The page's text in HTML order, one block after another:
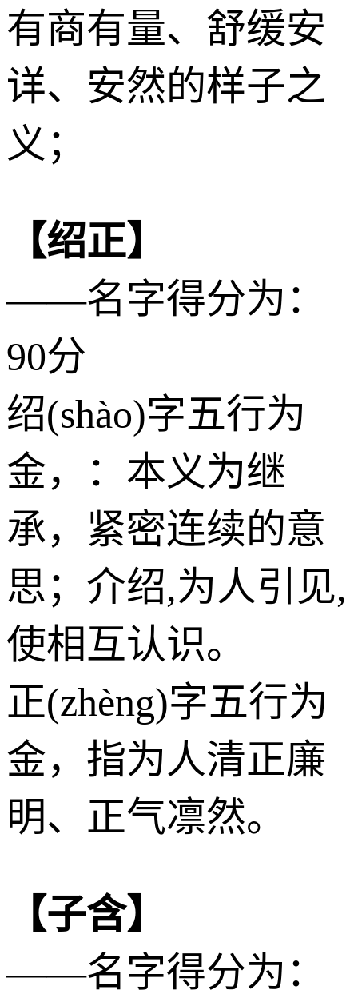
有商有量、舒缓安
详、安然的样子之
义；
【绍正】
——名字得分为：
90分
绍(shào)字五行为
金，：本义为继
承，紧密连续的意
思；介绍,为人引见,
使相互认识。
正(zhèng)字五行为
金，指为人清正廉
明、正气凛然。
【子含】
——名字得分为：